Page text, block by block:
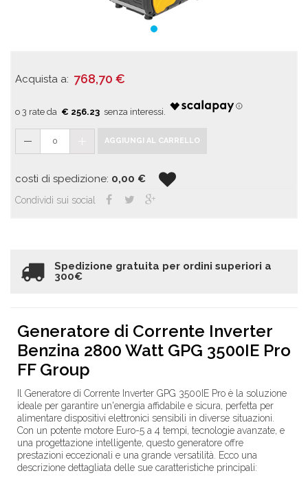
Acquista a: 768,70 €
€ 256.23
0 AGGIUNGI AL CARRELLO
costi di spedizione: 0,00 €
Condividi sui social
Spedizione gratuita per ordini superiori a
300€
Generatore di Corrente Inverter
Benzina 2800 Watt GPG 3500IE Pro
FF Group
Il Generatore di Corrente Inverter GPG 3500IE Pro è la soluzione
ideale per garantire un'energia affidabile e sicura, perfetta per
alimentare dispositivi elettronici sensibili in diverse situazioni.
Con un potente motore Euro-5 a 4 tempi, tecnologie avanzate, e
una progettazione intelligente, questo generatore offre
prestazioni eccezionali e una grande versatilità. Ecco una
descrizione dettagliata delle sue caratteristiche principali: